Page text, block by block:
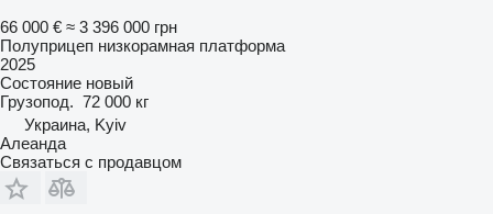
66 000 € ≈ 3 396 000 грн
Полуприцеп низкорамная платформа
2025
Состояние новый
Грузопод. 72 000 кг
Украина, Kyiv
Алеанда
Связаться с продавцом